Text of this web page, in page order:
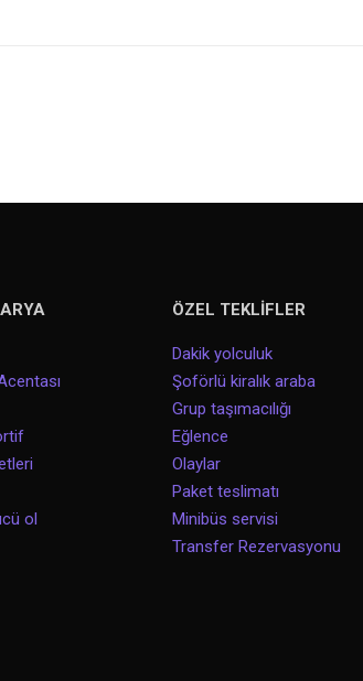
ol
ÖZEL TEKLİFLER
Dakik yolculuk
Şoförlü kiralık araba
Grup taşımacılığı
Eğlence
Olaylar
Paket teslimatı
Minibüs servisi
Transfer Rezervasyonu